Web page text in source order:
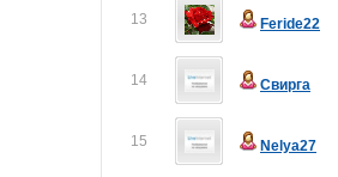
13 Feride22
14 Свирга
15 Nelya27